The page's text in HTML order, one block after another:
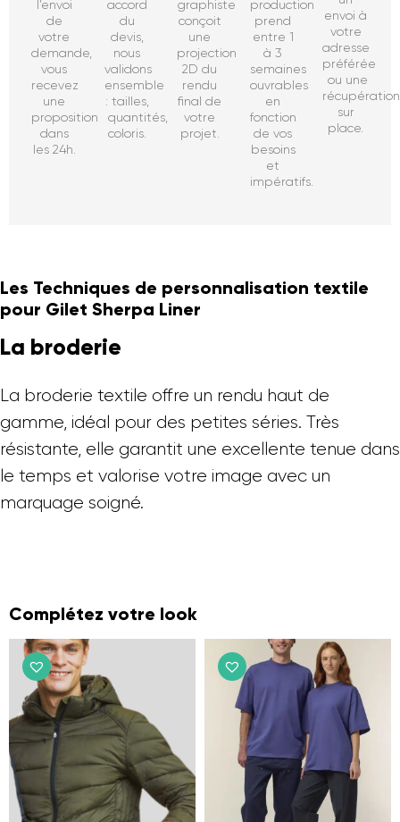
l’envoi
de
votre
demande,
vous
recevez
une
proposition
dans
les 24h.
accord
du
devis,
nous
validons
ensemble
: tailles,
quantités,
coloris.
graphiste
conçoit
une
projection
2D du
rendu
final de
votre
projet.
production
prend
entre 1
à 3
semaines
ouvrables
en
fonction
de vos
besoins
et
impératifs.
envoi à
votre
adresse
préférée
ou une
récupération
sur
place.
Les Techniques de personnalisation textile
pour Gilet Sherpa Liner
La broderie
La broderie textile offre un rendu haut de
gamme, idéal pour des petites séries. Très
résistante, elle garantit une excellente tenue dans
le temps et valorise votre image avec un
marquage soigné.
Complétez votre look